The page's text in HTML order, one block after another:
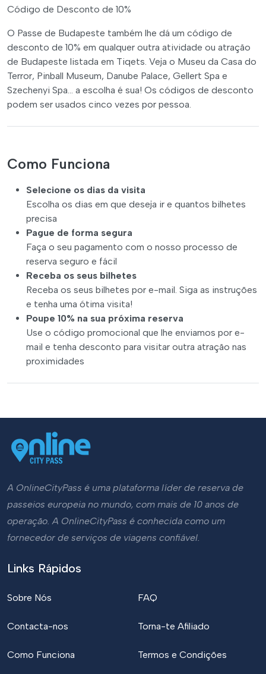
Código de Desconto de 10%
O Passe de Budapeste também lhe dá um código de
desconto de 10% em qualquer outra atividade ou atração
de Budapeste listada em Tiqets. Veja o Museu da Casa do
Terror, Pinball Museum, Danube Palace, Gellert Spa e
Szechenyi Spa... a escolha é sua! Os códigos de desconto
podem ser usados cinco vezes por pessoa.
Como Funciona
Selecione os dias da visita
Escolha os dias em que deseja ir e quantos bilhetes
precisa
Pague de forma segura
Faça o seu pagamento com o nosso processo de
reserva seguro e fácil
Receba os seus bilhetes
Receba os seus bilhetes por e-mail. Siga as instruções
e tenha uma ótima visita!
Poupe 10% na sua próxima reserva
Use o código promocional que lhe enviamos por e-
mail e tenha desconto para visitar outra atração nas
proximidades
A OnlineCityPass é uma plataforma líder de reserva de
passeios europeia no mundo, com mais de 10 anos de
operação. A OnlineCityPass é conhecida como um
fornecedor de serviços de viagens confiável.
Links Rápidos
Sobre Nós
Contacta-nos
Como Funciona
FAQ
Torna-te Afiliado
Termos e Condições